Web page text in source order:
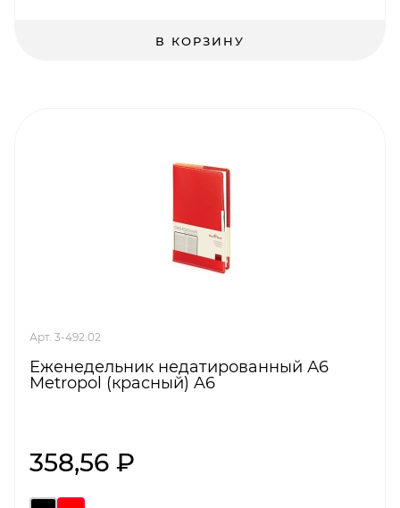
В КОРЗИНУ
Арт. 3-492.02
Еженедельник недатированный А6
Metropol (красный) A6
358,56 ₽